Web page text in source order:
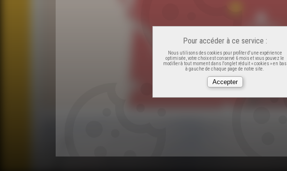
Pour accéder à ce service :
Nous utilisons des cookies pour profiter d'une expérience
optimisée, votre choix est conservé 6 mois et vous pouvez le
modifier à tout moment dans l'onglet réduit « cookies » en bas
à gauche de chaque page de notre site.